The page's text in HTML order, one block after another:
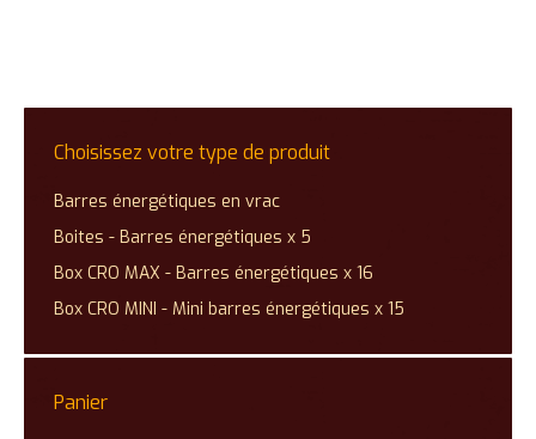
Choisissez votre type de produit
Barres énergétiques en vrac
Boites - Barres énergétiques x 5
Box CRO MAX - Barres énergétiques x 16
Box CRO MINI - Mini barres énergétiques x 15
Panier